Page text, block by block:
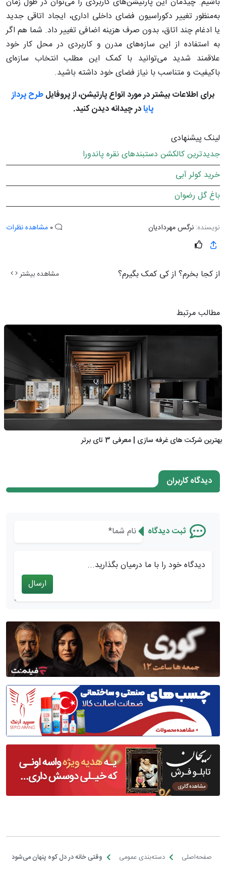
به‌منظور تغییر دکوراسیون فضای داخلی اداری، ایجاد اتاقی جدید
یا ادغام چند اتاق، بدون صرف هزینه‌ اضافی تغییر داد. شما هم اگر
به استفاده از این سازه‌های مدرن و کاربردی در محل کار خود
علاقمند شدید می‌توانید با کمک این مطلب انتخاب سازه‌ای
باکیفیت و متناسب با نیاز فضای خود داشته باشید.
برای اطلاعات بیشتر در مورد انواع پارتیشن، از پروفایلطرح پرداز
پایادر چیدانه دیدن کنید.
لینک پیشنهادی
جدیدترین کالکشن دستبندهای نقره پاندورا
خرید کولر آبی
باغ گل رضوان
نویسنده: نرگس مهردادیان مشاهده نظرات
از کجا بخرم؟ از کی کمک بگیرم؟ مشاهده بیشتر
مطالب مرتبط
بهترین شرکت های غرفه سازی | معرفی 3 تای برتر
دیدگاه کاربران
ثبت دیدگاه
دیدگاه خود را با ما درمیان بگذارید...
ارسال